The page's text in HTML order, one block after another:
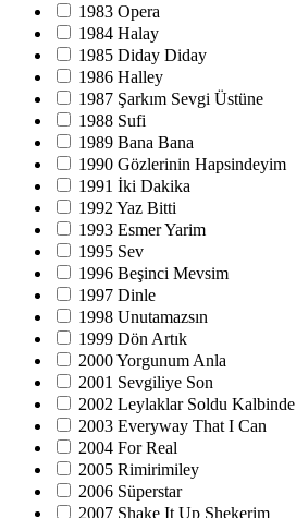
1983 Opera
1984 Halay
1985 Diday Diday
1986 Halley
1987 Şarkım Sevgi Üstüne
1988 Sufi
1989 Bana Bana
1990 Gözlerinin Hapsindeyim
1991 İki Dakika
1992 Yaz Bitti
1993 Esmer Yarim
1995 Sev
1996 Beşinci Mevsim
1997 Dinle
1998 Unutamazsın
1999 Dön Artık
2000 Yorgunum Anla
2001 Sevgiliye Son
2002 Leylaklar Soldu Kalbinde
2003 Everyway That I Can
2004 For Real
2005 Rimirimiley
2006 Süperstar
2007 Shake It Up Shekerim